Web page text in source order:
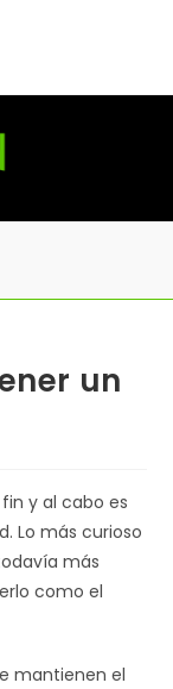
un
y al cabo es
Lo más curioso
más
como el
mantienen el